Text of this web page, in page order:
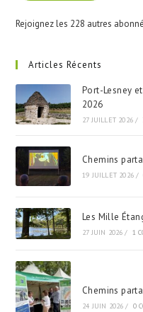
Rejoignez les 228 autres
Articles Récents
Port-Lesney
2026
27 JUILLET 2026 /
Chemins
19 JUILLET 2026 /
Les Mille
27 JUIN 2026 / 1
Chemins
24 JUIN 2026 / 0